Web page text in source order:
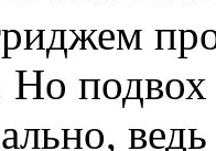
подвох